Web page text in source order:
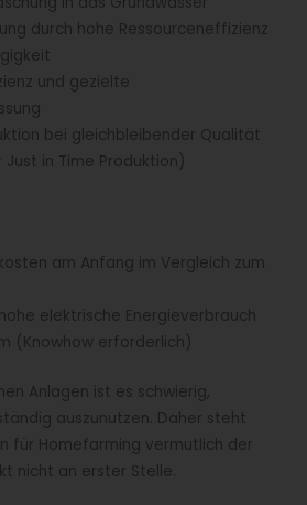
durch hohe Ressourceneffizienz
und gezielte
bei gleichbleibender Qualität
in Time Produktion)
am Anfang im Vergleich zum
elektrische Energieverbrauch
(Knowhow erforderlich)
Anlagen ist es schwierig,
auszunutzen. Daher steht
für Homefarming vermutlich der
nicht an erster Stelle.